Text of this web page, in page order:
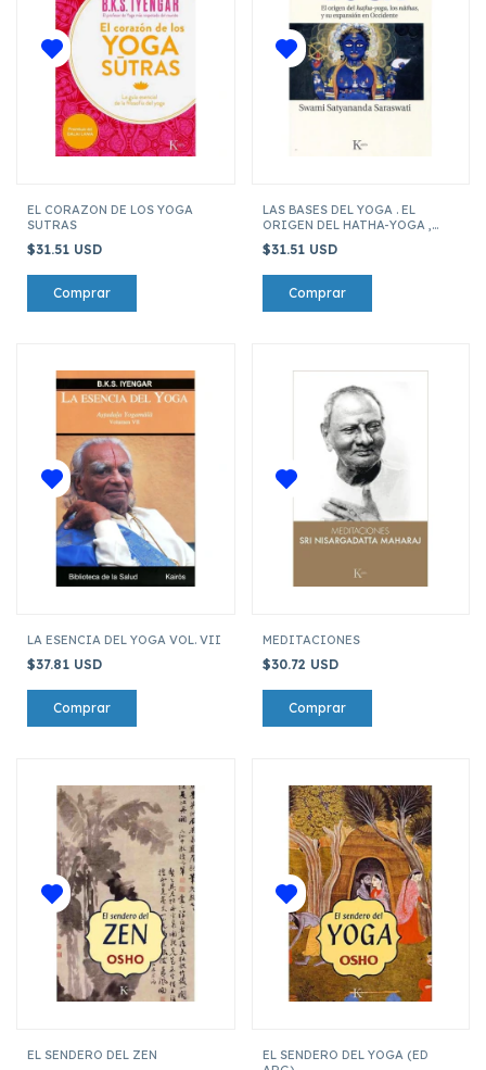
EL CORAZON DE LOS YOGA
SUTRAS
$31.51 USD
LAS BASES DEL YOGA . EL
ORIGEN DEL HATHA-YOGA ,
OCCIDEN
$31.51 USD
LA ESENCIA DEL YOGA VOL. VII
$37.81 USD
MEDITACIONES
$30.72 USD
EL SENDERO DEL ZEN
EL SENDERO DEL YOGA (ED